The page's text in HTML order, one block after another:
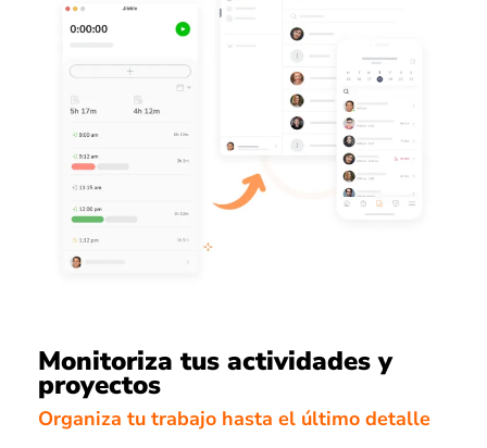
Monitoriza tus actividades y
proyectos
Organiza tu trabajo hasta el último detalle